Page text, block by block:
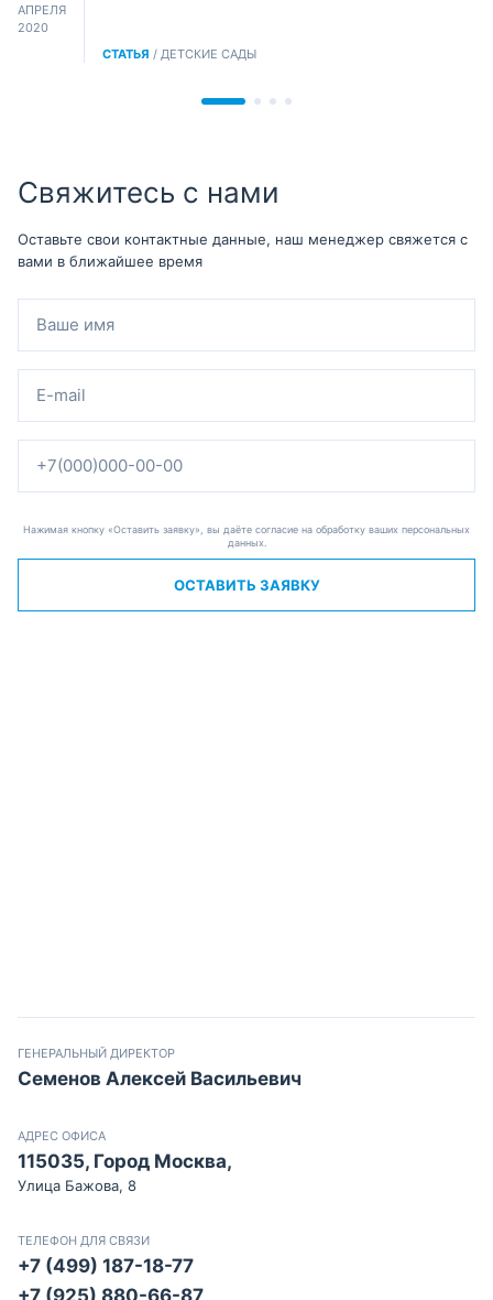
АПРЕЛЯ
2020
СТАТЬЯ / ДЕТСКИЕ САДЫ
Свяжитесь с нами
Оставьте свои контактные данные, наш менеджер свяжется с
вами в ближайшее время
Нажимая кнопку «Оставить заявку», вы даёте согласие на обработку ваших персональных
данных.
ОСТАВИТЬ ЗАЯВКУ
ГЕНЕРАЛЬНЫЙ ДИРЕКТОР
Семенов Алексей Васильевич
АДРЕС ОФИСА
115035, Город Москва,
Улица Бажова, 8
ТЕЛЕФОН ДЛЯ СВЯЗИ
+7 (499) 187-18-77
+7 (925) 880-66-87